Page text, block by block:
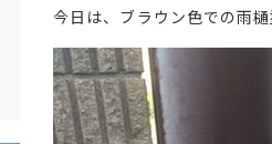
今日は、ブラウン色での雨